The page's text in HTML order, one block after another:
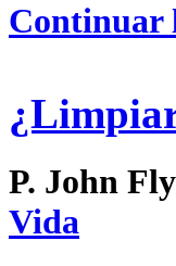
Continuar
P. John
Vida